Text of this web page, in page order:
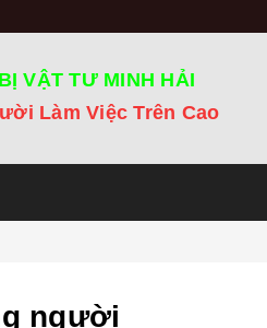
VẬT TƯ MINH HẢI
Làm Việc Trên Cao
người